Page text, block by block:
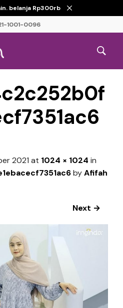
belanja Rp300rb
1001-0096
2021 at 1024 × 1024 in
byAfifah
Next →